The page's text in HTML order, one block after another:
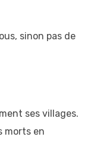
sinon pas de
ses villages.
morts en